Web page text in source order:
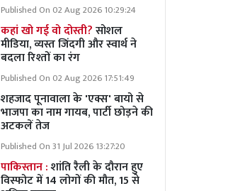
Published On 02 Aug 2026 10:29:24
कहां खो गई वो दोस्ती?सोशल
मीडिया, व्यस्त जिंदगी और स्वार्थ ने
बदला रिश्तों का रंग
Published On 02 Aug 2026 17:51:49
शहजाद पूनावाला के 'एक्स' बायो से
भाजपा का नाम गायब, पार्टी छोड़ने की
अटकलें तेज
Published On 31 Jul 2026 13:27:20
पाकिस्तान :शांति रैली के दौरान हुए
विस्फोट में 14 लोगों की मौत, 15 से